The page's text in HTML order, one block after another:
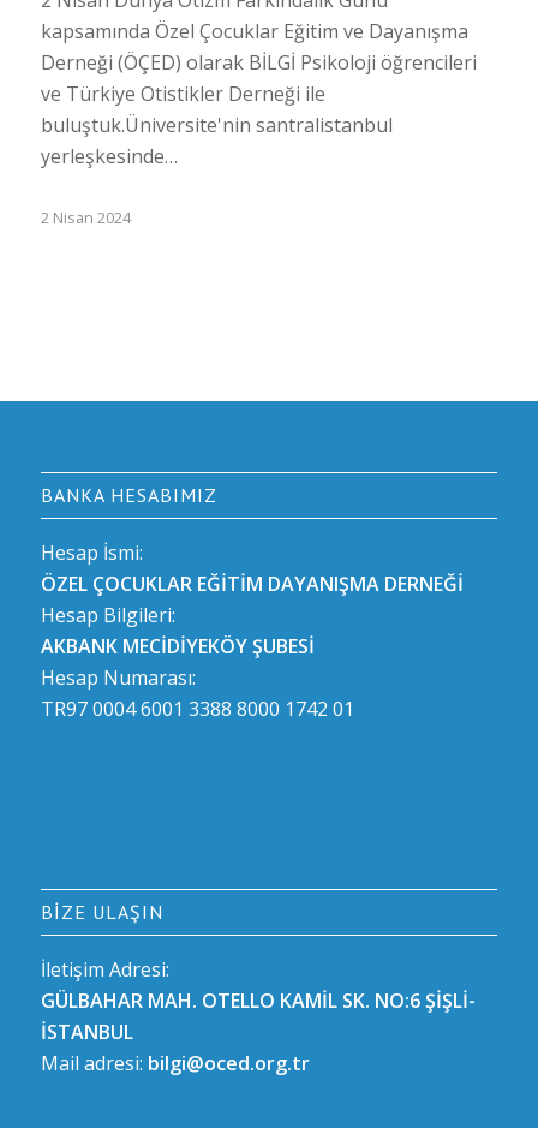
kapsamında Özel Çocuklar Eğitim ve Dayanışma
Derneği (ÖÇED) olarak BİLGİ Psikoloji öğrencileri
ve Türkiye Otistikler Derneği ile
buluştuk.Üniversite'nin santralistanbul
yerleşkesinde…
2 Nisan 2024
BANKA HESABIMIZ
Hesap İsmi:
ÖZEL ÇOCUKLAR EĞİTİM DAYANIŞMA DERNEĞİ
Hesap Bilgileri:
AKBANK MECİDİYEKÖY ŞUBESİ
Hesap Numarası:
TR97 0004 6001 3388 8000 1742 01
BIZE ULAŞIN
İletişim Adresi:
GÜLBAHAR MAH. OTELLO KAMİL SK. NO:6 ŞİŞLİ-
İSTANBUL
Mail adresi: bilgi@oced.org.tr